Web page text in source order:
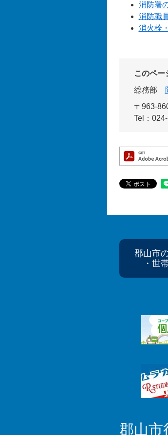
消防署
消防職
消火栓
このペー
総務部
〒963-
Tel：
郡山市
・世
郡山市